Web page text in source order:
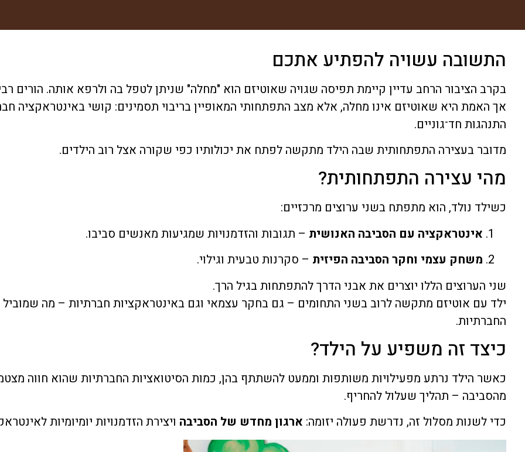
התשובה עשויה להפתיע אתכם
בקרב הציבור הרחב עדיין קיימת תפיסה שגויה שאוטיזם הוא "מחלה" שניתן לטפל בה ולרפא אותה. הורים
אך האמת היא שאוטיזם אינו מחלה, אלא מצב התפתחותי המאופיין בריבוי תסמינים: קושי באינטראקציה
התנהגות חד־גוניים.
מדובר בעצירה התפתחותית שבה הילד מתקשה לפתח את יכולותיו כפי שקורה אצל רוב הילדים.
מהי עצירה התפתחותית?
כשילד נולד, הוא מתפתח בשני ערוצים מרכזיים:
אינטראקציה עם הסביבה האנושית – תגובות והזדמנויות שמגיעות מאנשים סביבו.
משחק עצמי וחקר הסביבה הפיזית – סקרנות טבעית וגילוי.
שני הערוצים הללו יוצרים את אבני הדרך להתפתחות בגיל הרך.
ילד עם אוטיזם מתקשה לרוב בשני התחומים – גם בחקר עצמאי וגם באינטראקציות חברתיות – מה
החברתיות.
כיצד זה משפיע על הילד?
כאשר הילד נרתע מפעילויות משותפות וממעט להשתתף בהן, כמות הסיטואציות החברתיות שהוא חווה
מהסביבה – תהליך שעלול להחריף.
כדי לשנות מסלול זה, נדרשת פעולה יזומה: ארגון מחדש של הסביבה ויצירת הזדמנויות יומיומיות